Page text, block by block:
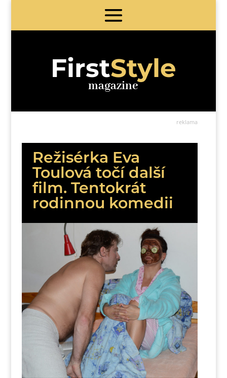
FirstStyle
magazine
reklama
Režisérka Eva
Toulová točí další
film. Tentokrát
rodinnou komedii